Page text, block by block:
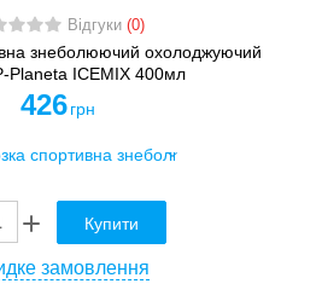
Відгуки (0)
знеболюючий охолоджуючий
Planeta ICEMIX 400мл
426 грн
Купити
замовлення